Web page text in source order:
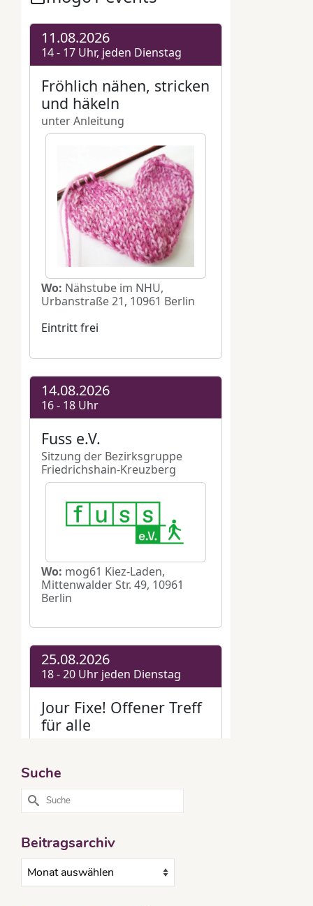
Suche
Suche
nach:
Beitragsarchiv
Beitragsarchiv